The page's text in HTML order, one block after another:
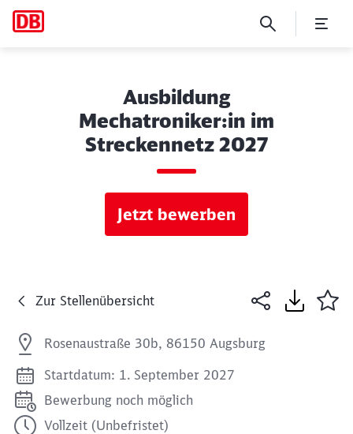
Ausbildung
Mechatroniker:in im
Streckennetz 2027
Jetzt bewerben
Zur Stellenübersicht
Rosenaustraße 30b, 86150 Augsburg
Startdatum: 1. September 2027
Bewerbung noch möglich
Vollzeit (Unbefristet)